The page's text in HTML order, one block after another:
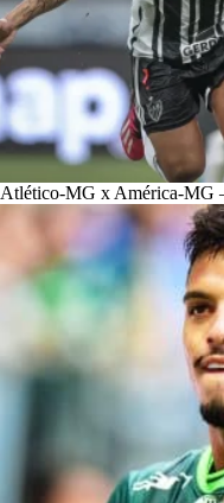
Atlético-MG x América-MG